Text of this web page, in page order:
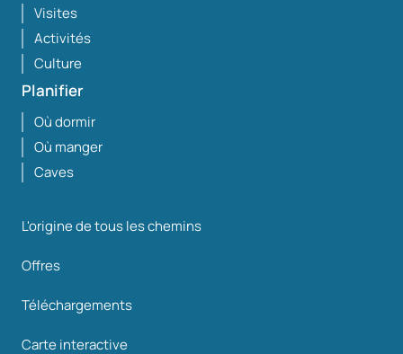
Visites
Activités
Culture
Planifier
Où dormir
Où manger
Caves
L'origine de tous les chemins
Offres
Téléchargements
Carte interactive